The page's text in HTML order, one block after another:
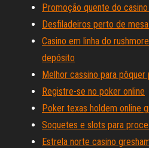
Promoção quente do
Desfiladeiros perto de
Casino em linha do
depósito
Melhor cassino para
Registre-se no poker online
Poker texas holdem online
Soquetes e slots para
Estrela norte casino